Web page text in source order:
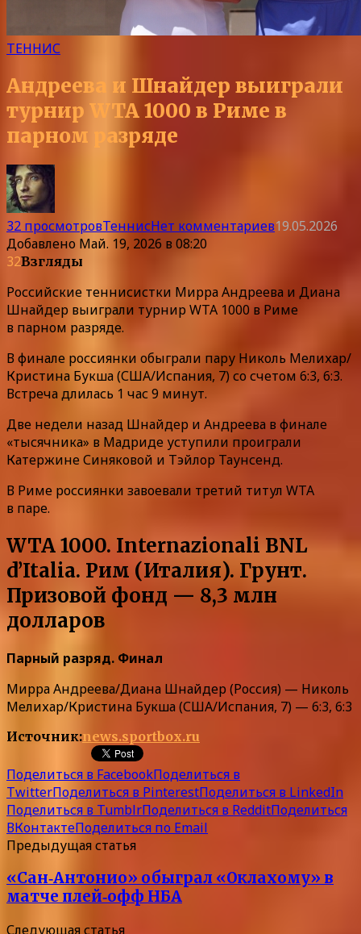
ТЕННИС
Андреева и Шнайдер выиграли
турнир WTA 1000 в Риме в
парном разряде
32 просмотровТеннисНет комментариев19.05.2026
Добавлено Май. 19, 2026 в 08:20
32Взгляды
Российские теннисистки Мирра Андреева и Диана
Шнайдер выиграли турнир WTA 1000 в Риме
в парном разряде.
В финале россиянки обыграли пару Николь Мелихар/
Кристина Букша (США/Испания, 7) со счетом 6:3, 6:3.
Встреча длилась 1 час 9 минут.
Две недели назад Шнайдер и Андреева в финале
«тысячника» в Мадриде уступили проиграли
Катержине Синяковой и Тэйлор Таунсенд.
В Риме россиянки завоевали третий титул WTA
в паре.
WTA 1000. Internazionali BNL
d’Italia. Рим (Италия). Грунт.
Призовой фонд — 8,3 млн
долларов
Парный разряд. Финал
Мирра Андреева/Диана Шнайдер (Россия) — Николь
Мелихар/Кристина Букша (США/Испания, 7) — 6:3, 6:3
Источник:news.sportbox.ru
Поделиться в FacebookПоделиться в
TwitterПоделиться в PinterestПоделиться в LinkedIn
Поделиться в TumblrПоделиться в RedditПоделиться
ВКонтактеПоделиться по Email
Предыдущая статья
«Сан‑Антонио» обыграл «Оклахому» в
матче плей‑офф НБА
Следующая статья